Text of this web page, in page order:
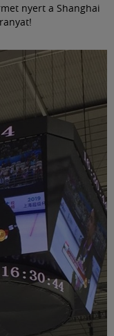
nyert a Shanghai